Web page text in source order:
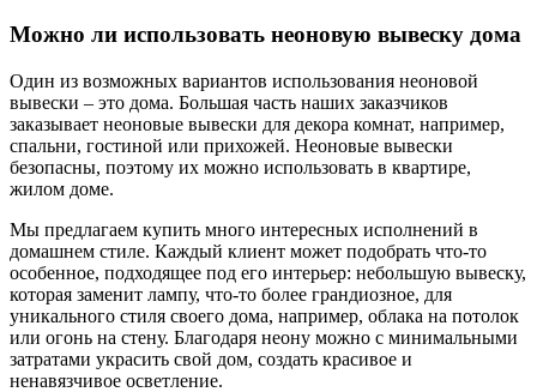
Можно ли использовать неоновую вывеску дома
Один из возможных вариантов использования неоновой
вывески – это дома. Большая часть наших заказчиков
заказывает неоновые вывески для декора комнат, например,
спальни, гостиной или прихожей. Неоновые вывески
безопасны, поэтому их можно использовать в квартире,
жилом доме.
Мы предлагаем купить много интересных исполнений в
домашнем стиле. Каждый клиент может подобрать что-то
особенное, подходящее под его интерьер: небольшую вывеску,
которая заменит лампу, что-то более грандиозное, для
уникального стиля своего дома, например, облака на потолок
или огонь на стену. Благодаря неону можно с минимальными
затратами украсить свой дом, создать красивое и
ненавязчивое осветление.